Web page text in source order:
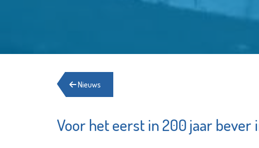
Nieuws
Voor het eerst in 200 jaar bever
De Witte
Stedelijk
Gymnasium